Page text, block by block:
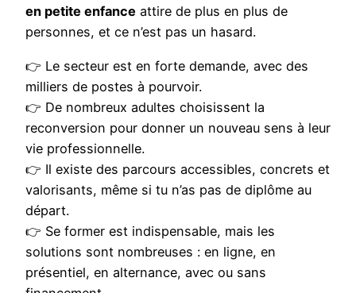
en petite enfance attire de plus en plus de
personnes, et ce n’est pas un hasard.
👉 Le secteur est en forte demande, avec des
milliers de postes à pourvoir.
👉 De nombreux adultes choisissent la
reconversion pour donner un nouveau sens à leur
vie professionnelle.
👉 Il existe des parcours accessibles, concrets et
valorisants, même si tu n’as pas de diplôme au
départ.
👉 Se former est indispensable, mais les
solutions sont nombreuses : en ligne, en
présentiel, en alternance, avec ou sans